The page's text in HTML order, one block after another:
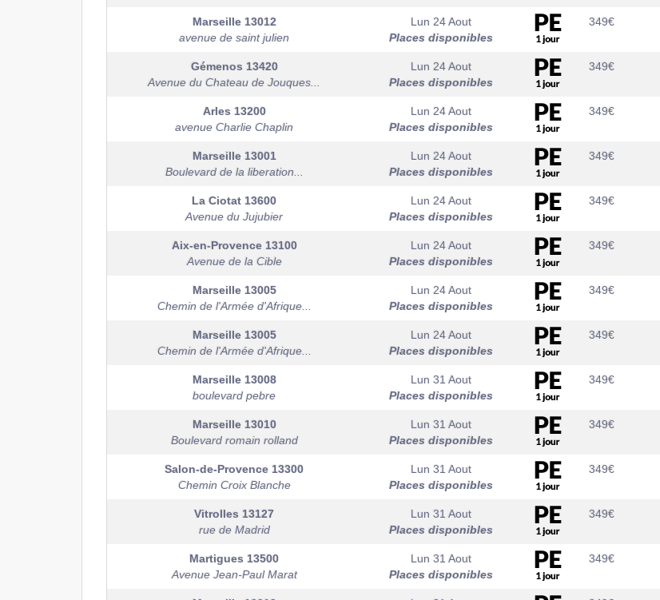
Marseille 13012
avenue de saint julien
Lun 24 Aout
Places disponibles
349€
Gémenos 13420
Avenue du Chateau de Jouques...
Lun 24 Aout
Places disponibles
349€
Arles 13200
avenue Charlie Chaplin
Lun 24 Aout
Places disponibles
349€
Marseille 13001
Boulevard de la liberation...
Lun 24 Aout
Places disponibles
349€
La Ciotat 13600
Avenue du Jujubier
Lun 24 Aout
Places disponibles
349€
Aix-en-Provence 13100
Avenue de la Cible
Lun 24 Aout
Places disponibles
349€
Marseille 13005
Chemin de l'Armée d'Afrique...
Lun 24 Aout
Places disponibles
349€
Marseille 13005
Chemin de l'Armée d'Afrique...
Lun 24 Aout
Places disponibles
349€
Marseille 13008
boulevard pebre
Lun 31 Aout
Places disponibles
349€
Marseille 13010
Boulevard romain rolland
Lun 31 Aout
Places disponibles
349€
Salon-de-Provence 13300
Chemin Croix Blanche
Lun 31 Aout
Places disponibles
349€
Vitrolles 13127
rue de Madrid
Lun 31 Aout
Places disponibles
349€
Martigues 13500
Avenue Jean-Paul Marat
Lun 31 Aout
Places disponibles
349€